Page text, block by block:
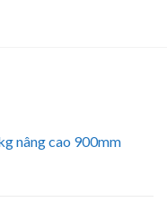
nâng cao 900mm